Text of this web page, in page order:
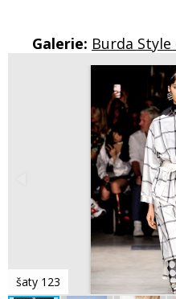
Galerie: Burda
šaty 123